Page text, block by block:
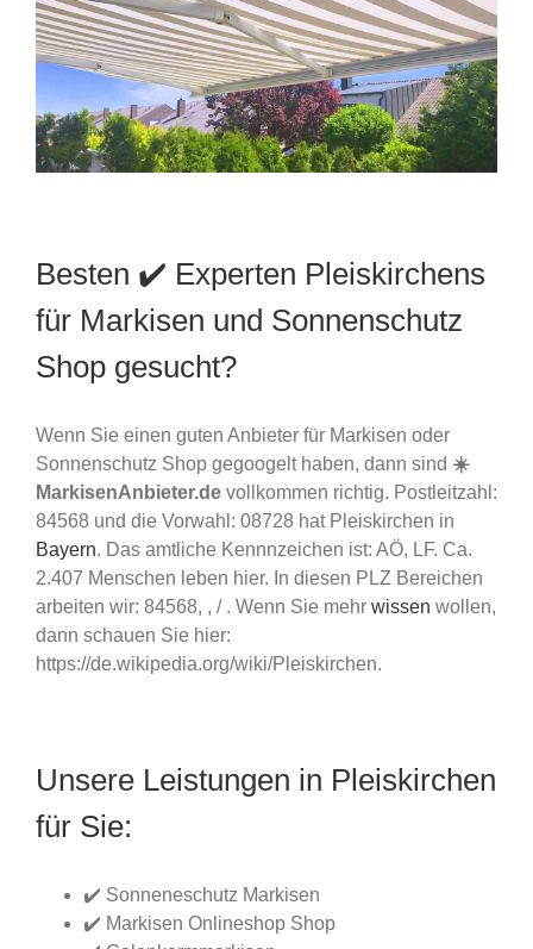
Besten ✔️ Experten Pleiskirchens
für Markisen und Sonnenschutz
Shop gesucht?
Wenn Sie einen guten Anbieter für Markisen oder
Sonnenschutz Shop gegoogelt haben, dann sind ☀️
MarkisenAnbieter.de vollkommen richtig. Postleitzahl:
84568 und die Vorwahl: 08728 hat Pleiskirchen in
Bayern. Das amtliche Kennnzeichen ist: AÖ, LF. Ca.
2.407 Menschen leben hier. In diesen PLZ Bereichen
arbeiten wir: 84568, , / . Wenn Sie mehr wissen wollen,
dann schauen Sie hier:
https://de.wikipedia.org/wiki/Pleiskirchen.
Unsere Leistungen in Pleiskirchen
für Sie:
✔️ Sonneneschutz Markisen
✔️ Markisen Onlineshop Shop